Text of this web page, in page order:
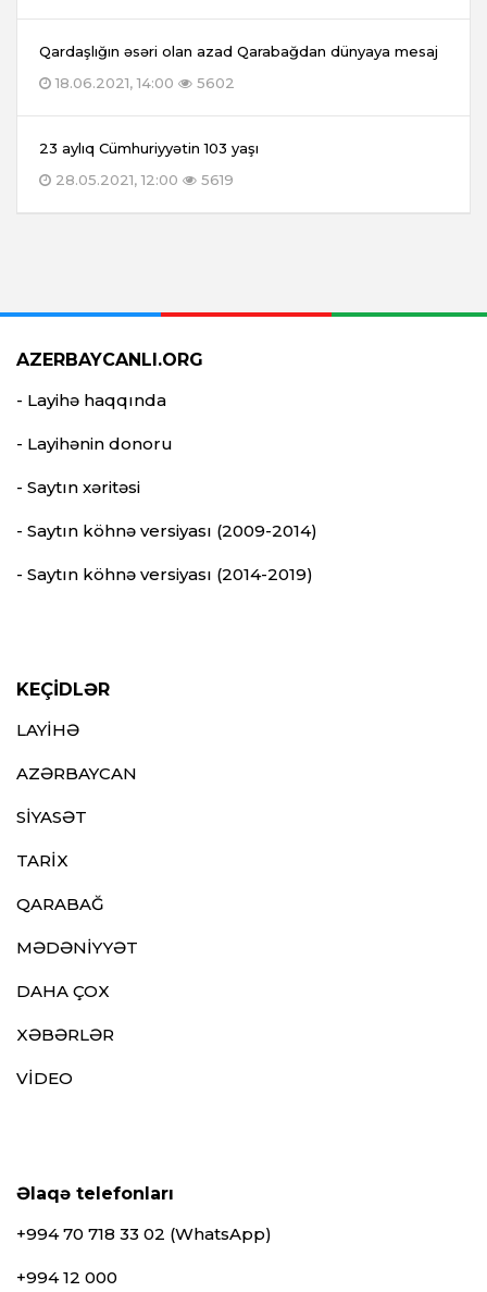
Qardaşlığın əsəri olan azad Qarabağdan dünyaya mesaj
18.06.2021, 14:00
5602
23 aylıq Cümhuriyyətin 103 yaşı
28.05.2021, 12:00
5619
AZERBAYCANLI.ORG
- Layihə haqqında
- Layihənin donoru
- Saytın xəritəsi
- Saytın köhnə versiyası (2009-2014)
- Saytın köhnə versiyası (2014-2019)
KEÇİDLƏR
LAYİHƏ
AZƏRBAYCAN
SİYASƏT
TARİX
QARABAĞ
MƏDƏNİYYƏT
DAHA ÇOX
XƏBƏRLƏR
VİDEO
Əlaqə telefonları
+994 70 718 33 02 (WhatsApp)
+994 12 000